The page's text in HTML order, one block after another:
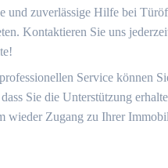
und zuverlässige Hilfe bei
Kontaktieren Sie uns
Service können
Sie die Unterstützung
wieder Zugang zu Ihrer